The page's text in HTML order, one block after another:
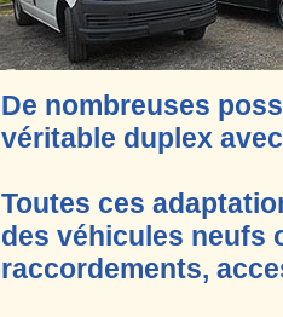
De nombreuses
véritable duplex
Toutes ces
des véhicules neufs
raccordements,